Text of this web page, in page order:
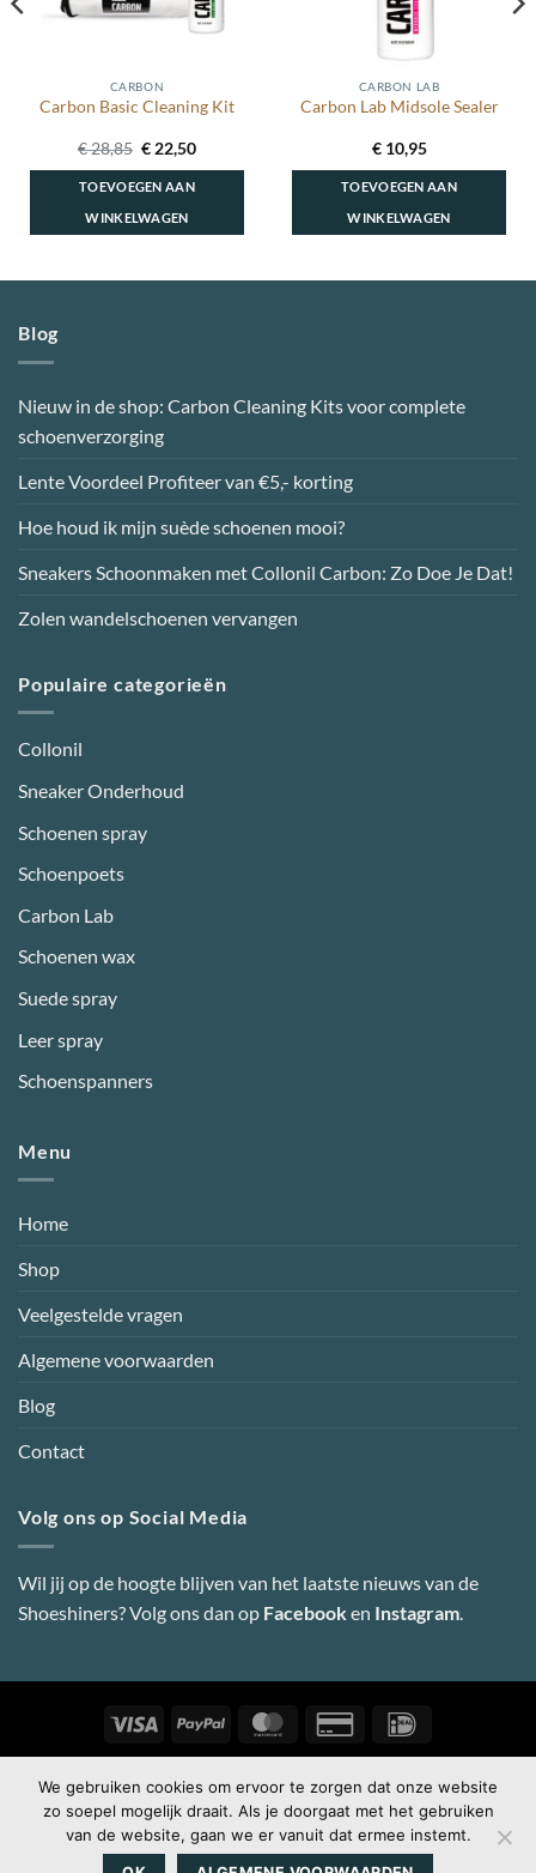
CARBON
Carbon Basic Cleaning Kit
€28,85 Oorspronkelijke
prijs
was:
€ 28,85.
€ 22,50Huidige
TOEVOEGEN AAN
WINKELWAGEN
CARBON LAB
Carbon Lab Midsole Sealer
€10,95
TOEVOEGEN AAN
WINKELWAGEN
Blog
Nieuw in de shop: Carbon Cleaning Kits voor complete
schoenverzorging
Lente Voordeel Profiteer van €5,- korting
Hoe houd ik mijn suède schoenen mooi?
Sneakers Schoonmaken met Collonil Carbon: Zo Doe Je Dat!
Zolen wandelschoenen vervangen
Populaire categorieën
Collonil
Sneaker Onderhoud
Schoenen spray
Schoenpoets
Carbon Lab
Schoenen wax
Suede spray
Leer spray
Schoenspanners
Menu
Home
Shop
Veelgestelde vragen
Algemene voorwaarden
Blog
Contact
Volg ons op Social Media
Wil jij op de hoogte blijven van het laatste nieuws van de
Shoeshiners? Volg ons dan op Facebooken Instagram.
Visa PayPal MasterCardCredit
Copyright 2026 ©Shoeshiners Online-Webdesign door Super
Secret
We gebruiken cookies om ervoor te zorgen dat onze website
zo soepel mogelijk draait. Als je doorgaat met het gebruiken
van de website, gaan we er vanuit dat ermee instemt.